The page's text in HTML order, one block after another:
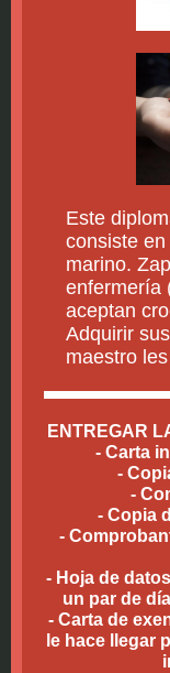
Este
consiste en
marino.
enfermería
aceptan
Adquirir
maestro
ENTREGAR
- Carta
-
-
- Copia
-
- Hoja de
un par de
- Carta de
le hace llegar